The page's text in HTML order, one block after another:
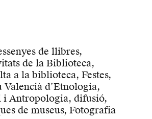
de llibres,
de la Biblioteca,
a la biblioteca, Festes,
Valencià d’Etnologia,
i Antropologia, difusió,
de museus, Fotografia